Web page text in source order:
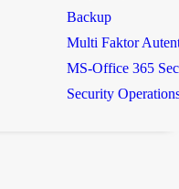
Backup
Multi Faktor
MS-Office 365
Security